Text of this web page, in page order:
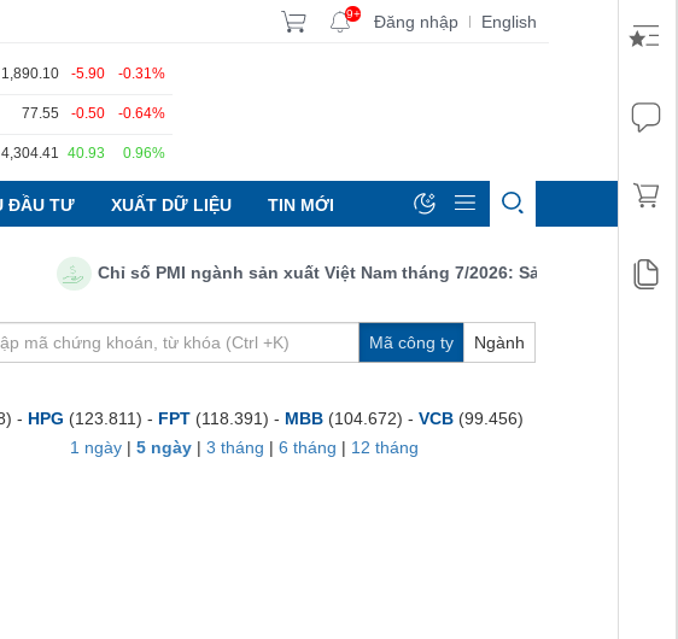
9+ Đăng nhập | English
1,890.10 -5.90 -0.31%
77.55 -0.50 -0.64%
4,304.41 40.93 0.96%
ĐẦU TƯ XUẤT DỮ LIỆU TIN MỚI
Chỉ số PMI ngành sản xuất Việt Nam tháng 7/2026: Sản lượng, số lượng
Mã công ty Ngành
- HPG (123.811) - FPT (118.391) - MBB (104.672) - VCB (99.456)
1 ngày | 5 ngày | 3 tháng | 6 tháng | 12 tháng
Dịch vụ